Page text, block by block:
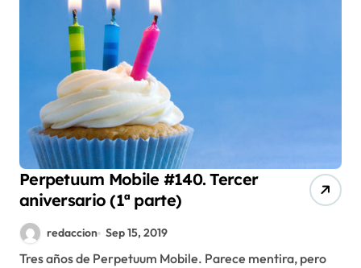
Perpetuum Mobile #140. Tercer
aniversario (1ª parte)
redaccion Sep 15, 2019
Tres años de Perpetuum Mobile. Parece mentira, pero